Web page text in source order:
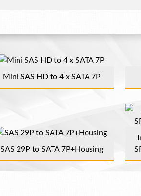
Mini SAS HD to 4 x SATA 7P
SAS 29P to SATA 7P+Housing